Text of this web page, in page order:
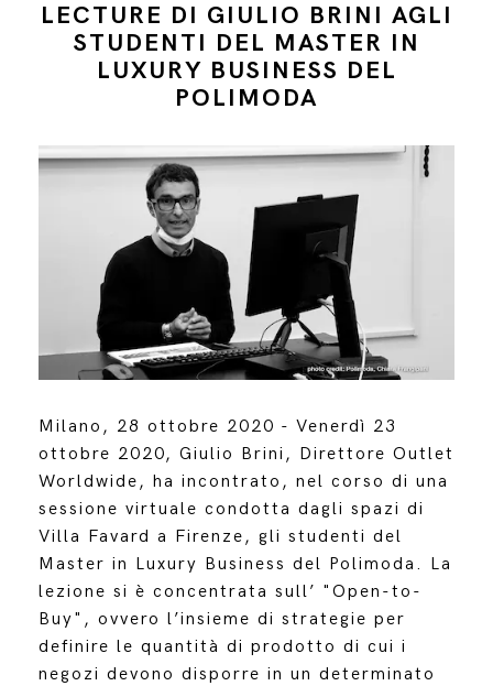
LECTURE DI GIULIO BRINI AGLI
STUDENTI DEL MASTER IN
LUXURY BUSINESS DEL
POLIMODA
Milano, 28 ottobre 2020 - Venerdì 23
ottobre 2020, Giulio Brini, Direttore Outlet
Worldwide, ha incontrato, nel corso di una
sessione virtuale condotta dagli spazi di
Villa Favard a Firenze, gli studenti del
Master in Luxury Business del Polimoda. La
lezione si è concentrata sull’ "Open-to-
Buy", ovvero l’insieme di strategie per
definire le quantità di prodotto di cui i
negozi devono disporre in un determinato